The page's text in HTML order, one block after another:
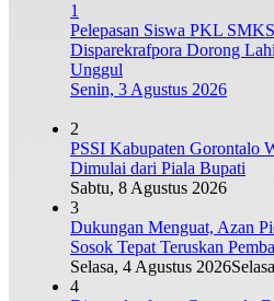
1
Pelepasan Siswa PKL
Disparekrafpora Dorong
Unggul
Senin, 3 Agustus 2026
2
PSSI Kabupaten Gorontalo
Dimulai dari Piala Bupati
Sabtu, 8 Agustus 2026
3
Dukungan Menguat, Azan
Sosok Tepat Teruskan
Selasa, 4 Agustus 2026
4